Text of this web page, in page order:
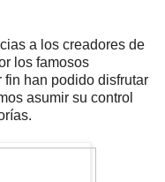
a los creadores de
los famosos
han podido disfrutar
asumir su control